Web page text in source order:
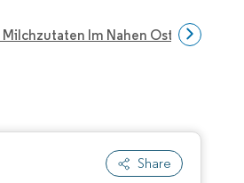
Milchzutaten Im Nahen Osten Und
Share